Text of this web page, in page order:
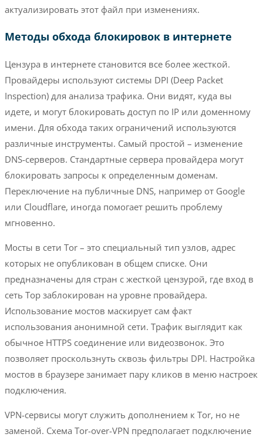
актуализировать этот файл при изменениях.
Методы обхода блокировок в интернете
Цензура в интернете становится все более жесткой.
Провайдеры используют системы DPI (Deep Packet
Inspection) для анализа трафика. Они видят, куда вы
идете, и могут блокировать доступ по IP или доменному
имени. Для обхода таких ограничений используются
различные инструменты. Самый простой – изменение
DNS-серверов. Стандартные сервера провайдера могут
блокировать запросы к определенным доменам.
Переключение на публичные DNS, например от Google
или Cloudflare, иногда помогает решить проблему
мгновенно.
Мосты в сети Tor – это специальный тип узлов, адрес
которых не опубликован в общем списке. Они
предназначены для стран с жесткой цензурой, где вход в
сеть Тор заблокирован на уровне провайдера.
Использование мостов маскирует сам факт
использования анонимной сети. Трафик выглядит как
обычное HTTPS соединение или видеозвонок. Это
позволяет проскользнуть сквозь фильтры DPI. Настройка
мостов в браузере занимает пару кликов в меню настроек
подключения.
VPN-сервисы могут служить дополнением к Tor, но не
заменой. Схема Tor-over-VPN предполагает подключение